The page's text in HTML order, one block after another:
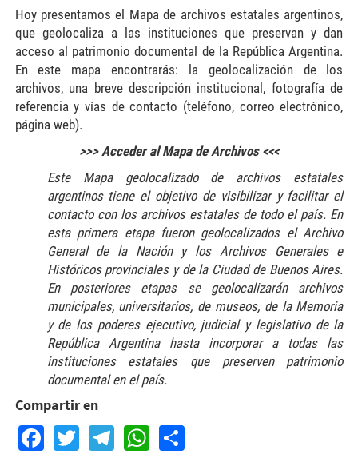
Hoy presentamos el Mapa de archivos estatales argentinos,
que geolocaliza a las instituciones que preservan y dan
acceso al patrimonio documental de la República Argentina.
En este mapa encontrarás: la geolocalización de los
archivos, una breve descripción institucional, fotografía de
referencia y vías de contacto (teléfono, correo electrónico,
página web).
>>> Acceder al Mapa de Archivos <<<
Este Mapa geolocalizado de archivos estatales
argentinos tiene el objetivo de visibilizar y facilitar el
contacto con los archivos estatales de todo el país. En
esta primera etapa fueron geolocalizados el Archivo
General de la Nación y los Archivos Generales e
Históricos provinciales y de la Ciudad de Buenos Aires.
En posteriores etapas se geolocalizarán archivos
municipales, universitarios, de museos, de la Memoria
y de los poderes ejecutivo, judicial y legislativo de la
República Argentina hasta incorporar a todas las
instituciones estatales que preserven patrimonio
documental en el país.
Compartir en
Facebook
TwitterTelegram
WhatsApp
Share